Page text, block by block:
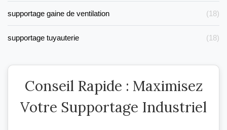
supportage gaine de ventilation (18)
supportage tuyauterie (18)
Conseil Rapide : Maximisez
Votre Supportage Industriel